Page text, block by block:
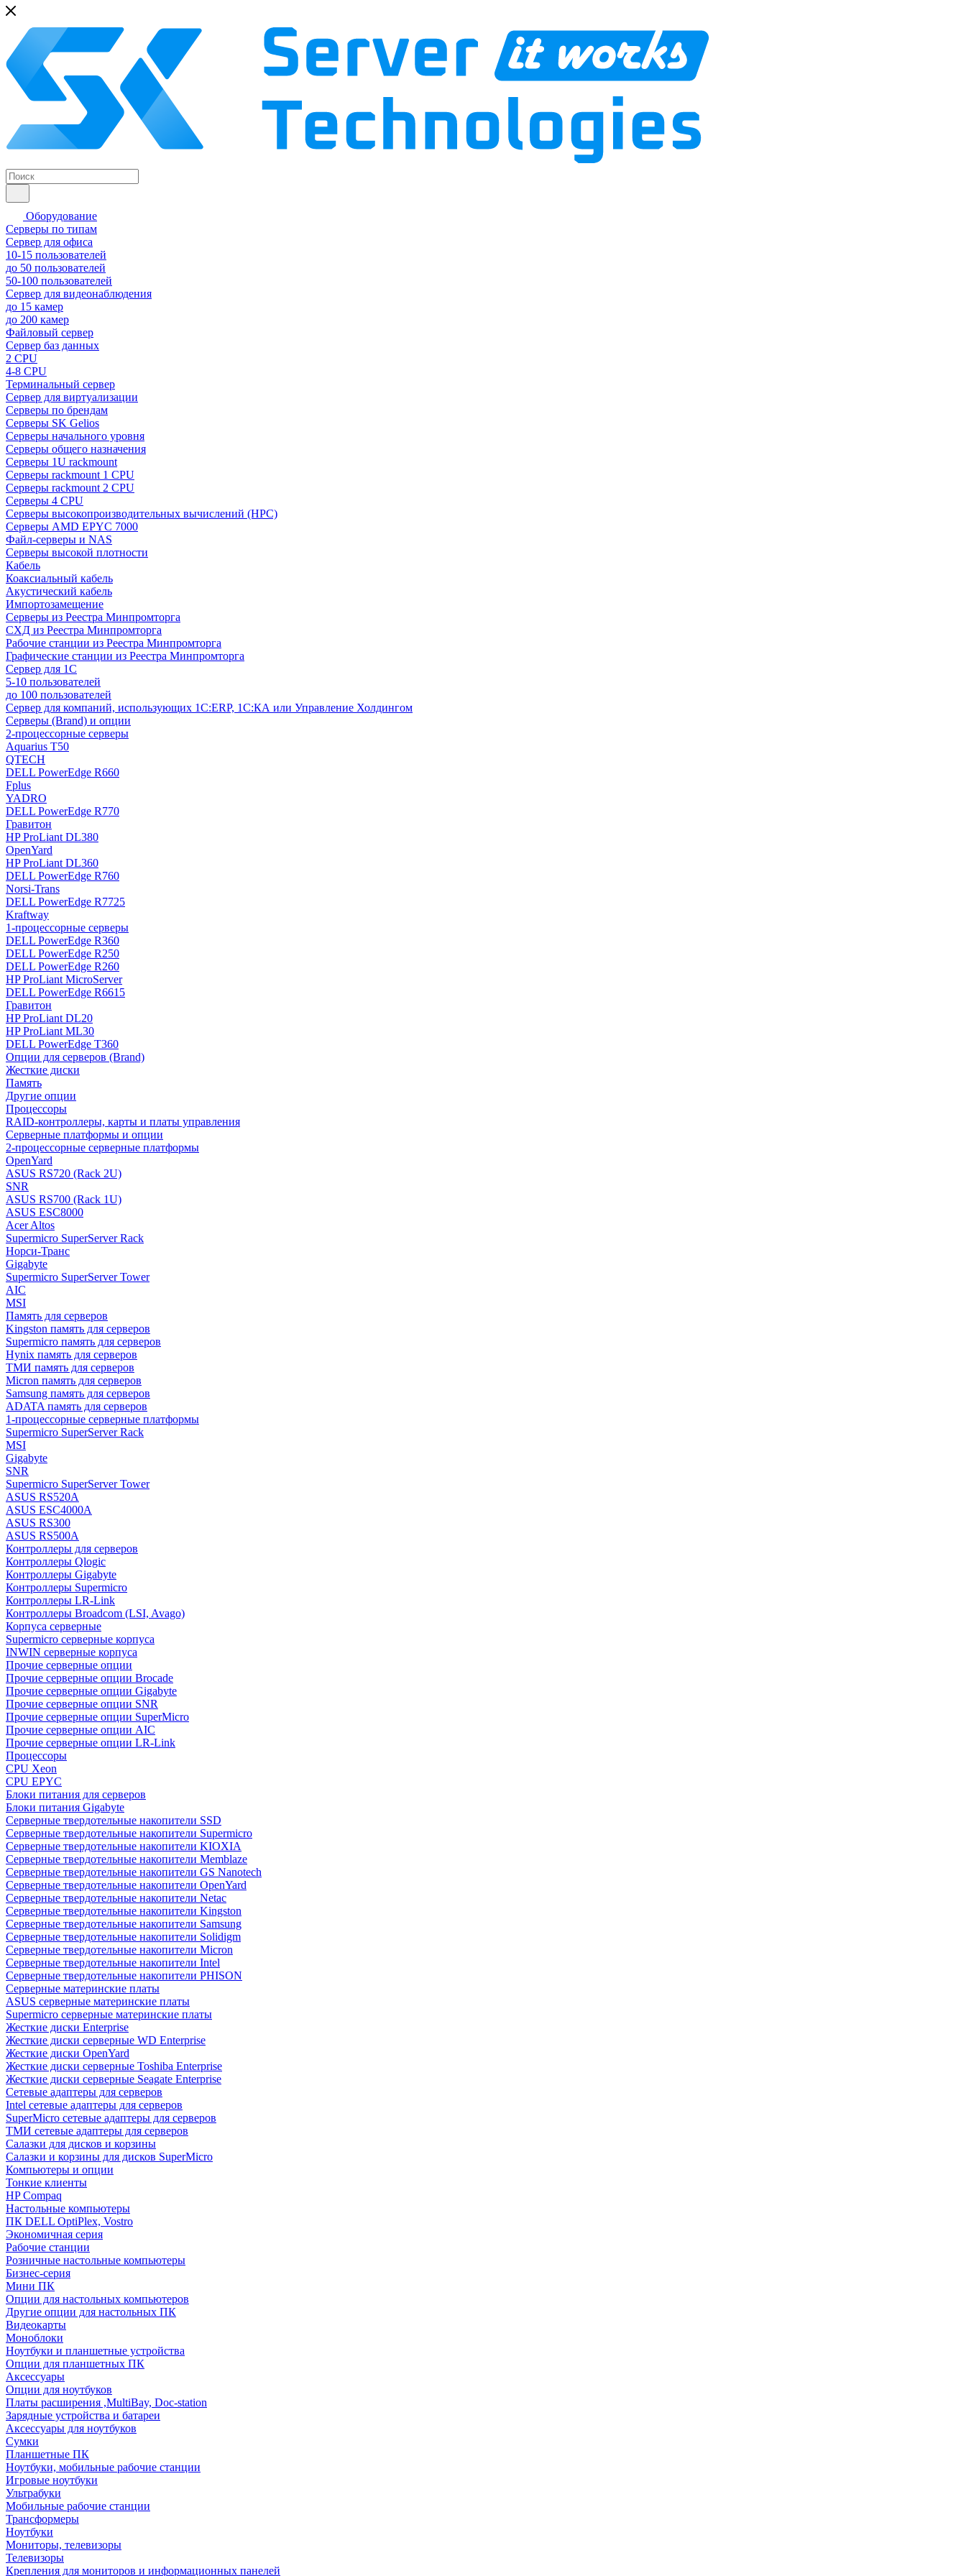
Оборудование
Серверы по типам
Сервер для офиса
10-15 пользователей
до 50 пользователей
50-100 пользователей
Сервер для видеонаблюдения
до 15 камер
до 200 камер
Файловый сервер
Сервер баз данных
2 CPU
4-8 CPU
Терминальный сервер
Сервер для виртуализации
Серверы по брендам
Серверы SK Gelios
Серверы начального уровня
Серверы общего назначения
Серверы 1U rackmount
Серверы rackmount 1 CPU
Серверы rackmount 2 CPU
Серверы 4 CPU
Серверы высокопроизводительных вычислений (HPC)
Серверы AMD EPYC 7000
Файл-серверы и NAS
Серверы высокой плотности
Кабель
Коаксиальный кабель
Акустический кабель
Импортозамещение
Серверы из Реестра Минпромторга
СХД из Реестра Минпромторга
Рабочие станции из Реестра Минпромторга
Графические станции из Реестра Минпромторга
Сервер для 1С
5-10 пользователей
до 100 пользователей
Сервер для компаний, использующих 1C:ERP, 1С:КА или Управление Холдингом
Серверы (Brand) и опции
2-процессорные серверы
Aquarius T50
QTECH
DELL PowerEdge R660
Fplus
YADRO
DELL PowerEdge R770
Гравитон
HP ProLiant DL380
OpenYard
HP ProLiant DL360
DELL PowerEdge R760
Norsi-Trans
DELL PowerEdge R7725
Kraftway
1-процессорные серверы
DELL PowerEdge R360
DELL PowerEdge R250
DELL PowerEdge R260
HP ProLiant MicroServer
DELL PowerEdge R6615
Гравитон
HP ProLiant DL20
HP ProLiant ML30
DELL PowerEdge T360
Опции для серверов (Brand)
Жесткие диски
Память
Другие опции
Процессоры
RAID-контроллеры, карты и платы управления
Серверные платформы и опции
2-процессорные серверные платформы
OpenYard
ASUS RS720 (Rack 2U)
SNR
ASUS RS700 (Rack 1U)
ASUS ESC8000
Acer Altos
Supermicro SuperServer Rack
Норси-Транс
Gigabyte
Supermicro SuperServer Tower
AIC
MSI
Память для серверов
Kingston память для серверов
Supermicro память для серверов
Hynix память для серверов
ТМИ память для серверов
Micron память для серверов
Samsung память для серверов
ADATA память для серверов
1-процессорные серверные платформы
Supermicro SuperServer Rack
MSI
Gigabyte
SNR
Supermicro SuperServer Tower
ASUS RS520A
ASUS ESC4000A
ASUS RS300
ASUS RS500A
Контроллеры для серверов
Контроллеры Qlogic
Контроллеры Gigabyte
Контроллеры Supermicro
Контроллеры LR-Link
Контроллеры Broadcom (LSI, Avago)
Корпуса серверные
Supermicro серверные корпуса
INWIN серверные корпуса
Прочие серверные опции
Прочие серверные опции Brocade
Прочие серверные опции Gigabyte
Прочие серверные опции SNR
Прочие серверные опции SuperMicro
Прочие серверные опции AIC
Прочие серверные опции LR-Link
Процессоры
CPU Xeon
CPU EPYC
Блоки питания для серверов
Блоки питания Gigabyte
Серверные твердотельные накопители SSD
Cерверные твердотельные накопители Supermicro
Cерверные твердотельные накопители KIOXIA
Cерверные твердотельные накопители Memblaze
Cерверные твердотельные накопители GS Nanotech
Серверные твердотельные накопители OpenYard
Серверные твердотельные накопители Netac
Cерверные твердотельные накопители Kingston
Cерверные твердотельные накопители Samsung
Cерверные твердотельные накопители Solidigm
Cерверные твердотельные накопители Micron
Cерверные твердотельные накопители Intel
Cерверные твердотельные накопители PHISON
Серверные материнские платы
ASUS серверные материнские платы
Supermicro серверные материнские платы
Жесткие диски Enterprise
Жесткие диски серверные WD Enterprise
Жесткие диски OpenYard
Жесткие диски серверные Toshiba Enterprise
Жесткие диски серверные Seagate Enterprise
Сетевые адаптеры для серверов
Intel сетевые адаптеры для серверов
SuperMicro сетевые адаптеры для серверов
ТМИ сетевые адаптеры для серверов
Салазки для дисков и корзины
Салазки и корзины для дисков SuperMicro
Компьютеры и опции
Тонкие клиенты
HP Compaq
Настольные компьютеры
ПК DELL OptiPlex, Vostro
Экономичная серия
Рабочие станции
Розничные настольные компьютеры
Бизнес-серия
Мини ПК
Опции для настольных компьютеров
Другие опции для настольных ПК
Видеокарты
Моноблоки
Ноутбуки и планшетные устройства
Опции для планшетных ПК
Аксессуары
Опции для ноутбуков
Платы расширения ,MultiBay, Doc-station
Зарядные устройства и батареи
Аксессуары для ноутбуков
Сумки
Планшетные ПК
Ноутбуки, мобильные рабочие станции
Игровые ноутбуки
Ультрабуки
Мобильные рабочие станции
Трансформеры
Ноутбуки
Мониторы, телевизоры
Телевизоры
Крепления для мониторов и информационных панелей